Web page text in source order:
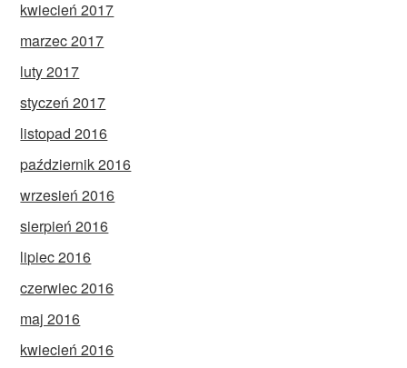
kwiecień 2017
marzec 2017
luty 2017
styczeń 2017
listopad 2016
październik 2016
wrzesień 2016
sierpień 2016
lipiec 2016
czerwiec 2016
maj 2016
kwiecień 2016